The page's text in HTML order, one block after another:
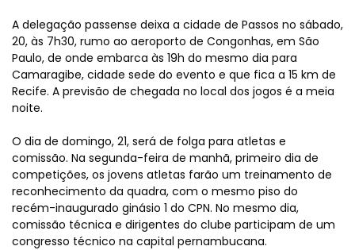
A delegação passense deixa a cidade de Passos no sábado,
20, às 7h30, rumo ao aeroporto de Congonhas, em São
Paulo, de onde embarca às 19h do mesmo dia para
Camaragibe, cidade sede do evento e que fica a 15 km de
Recife. A previsão de chegada no local dos jogos é a meia
noite.
O dia de domingo, 21, será de folga para atletas e
comissão. Na segunda-feira de manhã, primeiro dia de
competições, os jovens atletas farão um treinamento de
reconhecimento da quadra, com o mesmo piso do
recém-inaugurado ginásio 1 do CPN. No mesmo dia,
comissão técnica e dirigentes do clube participam de um
congresso técnico na capital pernambucana.